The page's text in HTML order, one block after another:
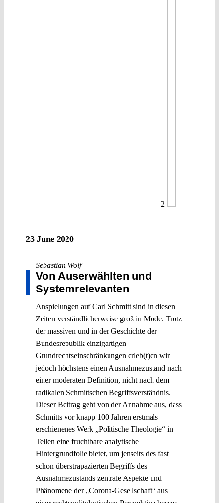
2
23 June 2020
Sebastian Wolf
Von Auserwählten und
Systemrelevanten
Anspielungen auf Carl Schmitt sind in diesen
Zeiten verständlicherweise groß in Mode. Trotz
der massiven und in der Geschichte der
Bundesrepublik einzigartigen
Grundrechtseinschränkungen erleb(t)en wir
jedoch höchstens einen Ausnahmezustand nach
einer moderaten Definition, nicht nach dem
radikalen Schmittschen Begriffsverständnis.
Dieser Beitrag geht von der Annahme aus, dass
Schmitts vor knapp 100 Jahren erstmals
erschienenes Werk „Politische Theologie“ in
Teilen eine fruchtbare analytische
Hintergrundfolie bietet, um jenseits des fast
schon überstrapazierten Begriffs des
Ausnahmezustands zentrale Aspekte und
Phänomene der „Corona-Gesellschaft“ aus